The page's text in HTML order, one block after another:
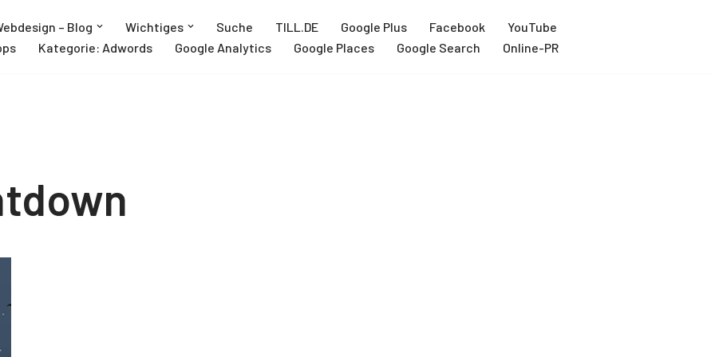
– Blog Wichtiges Suche TILL.DE Google Plus Facebook
YouTube
Kategorie: Adwords Google Analytics Google Places Google Search Online-PR